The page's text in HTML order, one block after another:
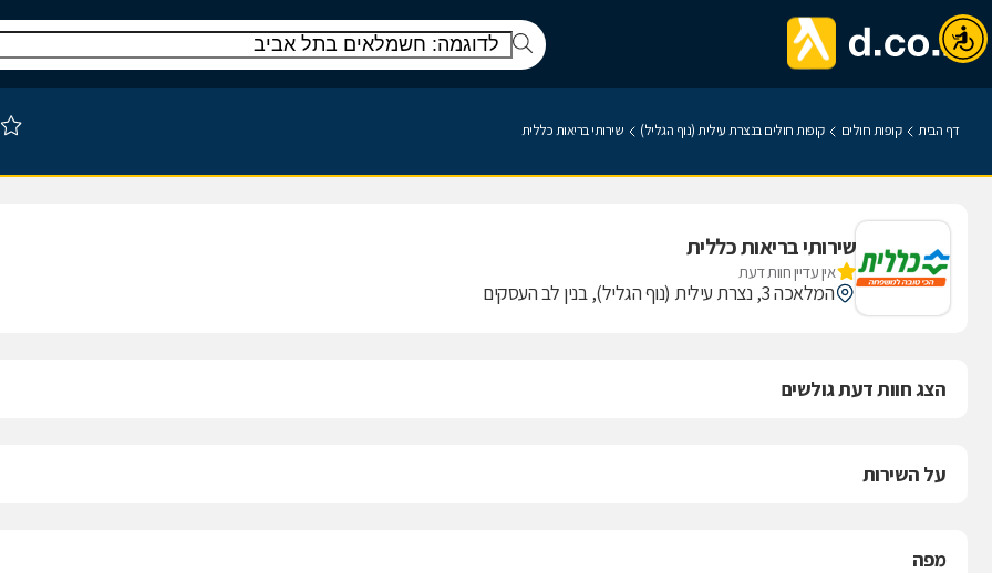
דף הבית קופות חולים קופות חולים בנצרת עילית (נוף הגליל) שירותי בריאות כללית
שירותי בריאות כללית
אין עדיין חוות דעת
המלאכה 3, נצרת עילית (נוף הגליל), בנין לב העסקים
הצג חוות דעת גולשים
על השירות
מפה